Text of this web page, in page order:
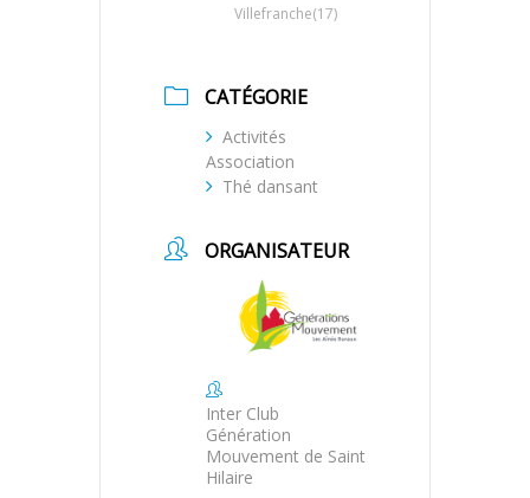
Villefranche(17)
CATÉGORIE
Activités
Association
Thé dansant
ORGANISATEUR
Inter Club
Génération
Mouvement de Saint
Hilaire